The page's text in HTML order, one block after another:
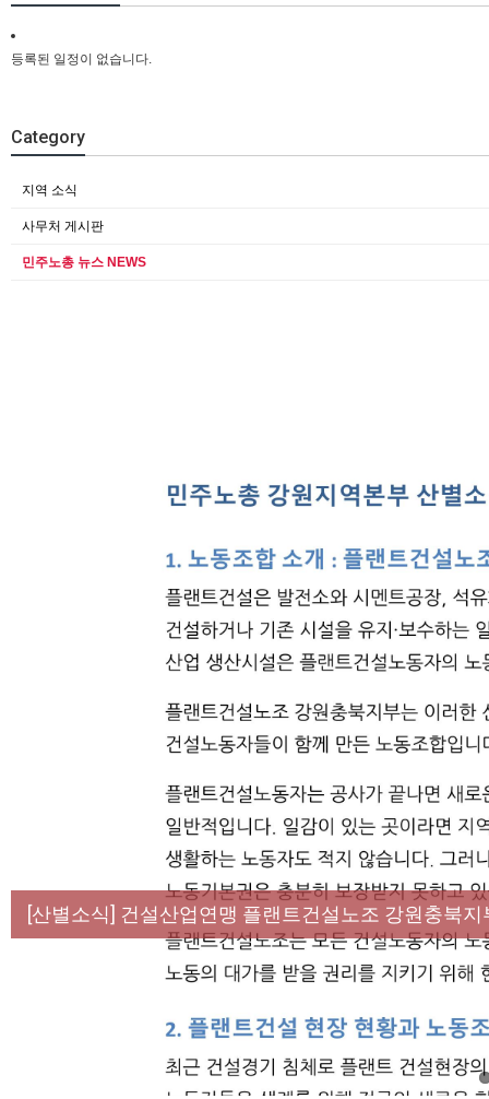
등록된 일정이 없습니다.
Category
지역 소식
사무처 게시판
민주노총 뉴스 NEWS
[성명] 막을 수 있었던 죽음, HL만도가 책임져라 : 청
[산별소식] 건설산업연맹 플랜트건설노조 강원충북지
[강릉,속초,원주,춘천] 폭염감시단 사업 이모저모
[조합원☆인터뷰] 서비스연맹 전국학교비정규직노동
[본부소식] 강원지역 노동자 합창단 모임